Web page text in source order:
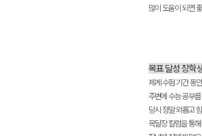
많이 도움이 되면
목표 달성 장학
제게 수험 기간 동
주변에 수능 공부
당시 정말 외롭고
목달장 칼럼을 통